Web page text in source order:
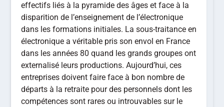
effectifs liés à la pyramide des âges et face à la
disparition de l’enseignement de l’électronique
dans les formations initiales. La sous-traitance en
électronique a véritable pris son envol en France
dans les années 80 quand les grands groupes ont
externalisé leurs productions. Aujourd’hui, ces
entreprises doivent faire face à bon nombre de
départs à la retraite pour des personnels dont les
compétences sont rares ou introuvables sur le